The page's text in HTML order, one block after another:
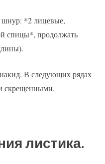
шнур: *2 лицевые,
спицы*, продолжать
В следующих рядах
скрещенными.
листика.